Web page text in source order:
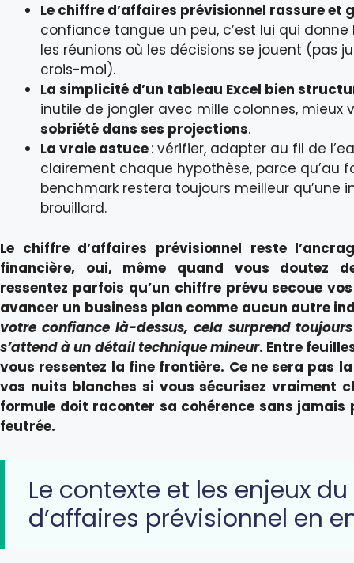
Le chiffre d’affaires prévisionnel rassure et
confiance tangue un peu, c’est lui qui
les réunions où les décisions se jouent (pas
crois-moi).
La simplicité d’un tableau Excel bien
inutile de jongler avec mille colonnes, mieux
sobriété dans ses projections.
La vraie astuce: vérifier, adapter au fil de
clairement chaque hypothèse, parce qu’au
benchmark restera toujours meilleur qu’une
brouillard.
Le chiffre d’affaires prévisionnel reste
financière, oui, même quand vous doutez
ressentez parfois qu’un chiffre prévu secoue
avancer un business plan comme aucun autre
votre confiance là-dessus, cela surprend
s’attend à un détail technique mineur. Entre
vous ressentez la fine frontière. Ce ne sera pas
vos nuits blanches si vous sécurisez vraiment
formule doit raconter sa cohérence sans jamais
feutrée.
Le contexte et les enjeux
d’affaires prévisionnel en